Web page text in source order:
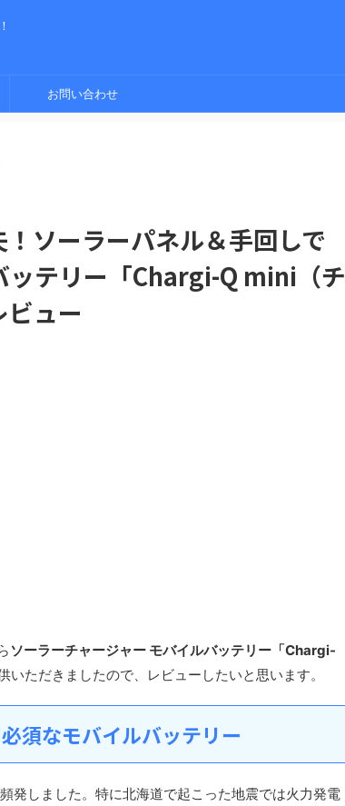
お問い合わせ
ソーラーパネル＆手回しで
ッテリー「Chargi-Q mini（チ
ュー
ソーラーチャージャー モバイルバッテリー「Chargi-
いただきましたので、レビューしたいと思います。
須なモバイルバッテリー
発しました。特に北海道で起こった地震では火力発電